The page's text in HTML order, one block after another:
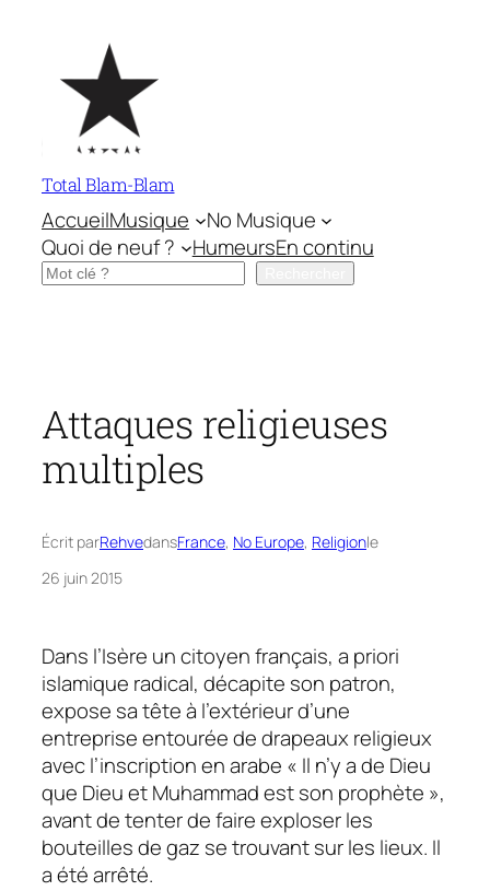
contenu
Total Blam-Blam
AccueilMusique
No Musique
Quoi de neuf ?
HumeursEn continu
Rechercher
Attaques religieuses
multiples
Écrit parRehvedansFrance, No Europe, Religionle
26 juin 2015
Dans l’Isère un citoyen français, a priori
islamique radical, décapite son patron,
expose sa tête à l’extérieur d’une
entreprise entourée de drapeaux religieux
avec l’inscription en arabe « Il n’y a de Dieu
que Dieu et Muhammad est son prophète »,
avant de tenter de faire exploser les
bouteilles de gaz se trouvant sur les lieux. Il
a été arrêté.